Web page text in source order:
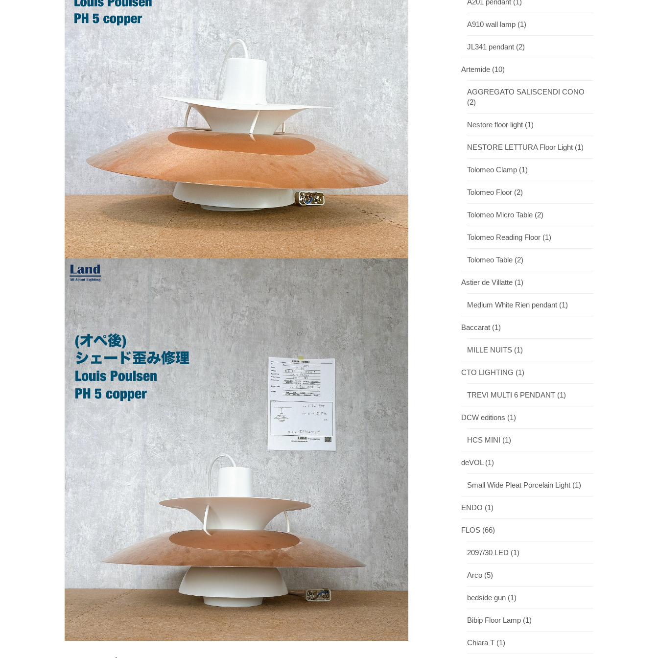
A910 wall lamp (1)
JL341 pendant (2)
Artemide (10)
AGGREGATO SALISCENDI CONO
(2)
Nestore floor light (1)
NESTORE LETTURA Floor Light (1)
Tolomeo Clamp (1)
Tolomeo Floor (2)
Tolomeo Micro Table (2)
Tolomeo Reading Floor (1)
Tolomeo Table (2)
Astier de Villatte (1)
Medium White Rien pendant (1)
Baccarat (1)
MILLE NUITS (1)
CTO LIGHTING (1)
TREVI MULTI 6 PENDANT (1)
DCW editions (1)
HCS MINI (1)
deVOL (1)
Small Wide Pleat Porcelain Light (1)
ENDO (1)
FLOS (66)
2097/30 LED (1)
Arco (5)
bedside gun (1)
Bibip Floor Lamp (1)
Chiara T (1)